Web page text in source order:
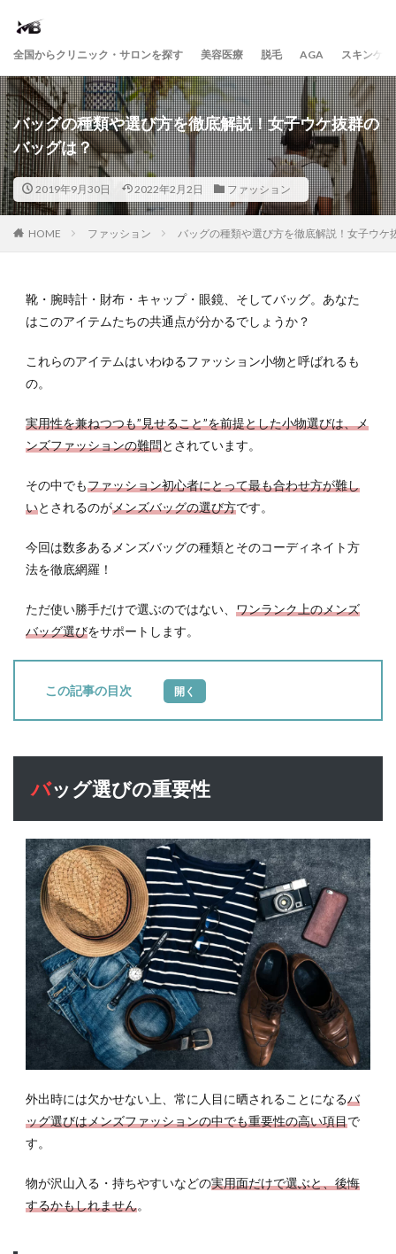
全国からクリニック・サロンを探す 美容医療 脱毛 AGA スキンケア
バッグの種類や選び方を徹底解説！女子ウケ抜群の
バッグは？
2019年9月30日 2022年2月2日 ファッション
HOME ファッション バッグの種類や選び方を徹底解説！女子ウケ
靴・腕時計・財布・キャップ・眼鏡、そしてバッグ。あなた
はこのアイテムたちの共通点が分かるでしょうか？
これらのアイテムはいわゆるファッション小物と呼ばれるも
の。
実用性を兼ねつつも”見せること”を前提とした小物選びは、メ
ンズファッションの難問とされています。
その中でもファッション初心者にとって最も合わせ方が難し
いとされるのがメンズバッグの選び方です。
今回は数多あるメンズバッグの種類とそのコーディネイト方
法を徹底網羅！
ただ使い勝手だけで選ぶのではない、 ワンランク上のメンズ
バッグ選びをサポートします。
目次
重要
バッ
グ1つ
でコ
ーデ
ィネ
イト
が台
無し
に
1.2
小物
チェ
ック
バッグ選びの重要性
外出時には欠かせない上、常に人目に晒されることになるバ
ッグ選びはメンズファッションの中でも重要性の高い項目で
す。
物が沢山入る・持ちやすいなどの実用面だけで選ぶと、後悔
するかもしれません。